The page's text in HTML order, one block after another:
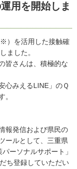
用を開始しま
）を活用した接触確
ました。
皆さんは、積極的な
心みえるLINE」のＱ
。
報発信および県民の
ールとして、三重県
ーソナルサポート」
ち登録していただい